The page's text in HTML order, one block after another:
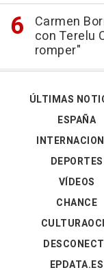
Carmen
con Terelu
romper"
ÚLTIMAS
ESPAÑA
DEPORTES
VÍDEOS
CHANCE
EPDATA.ES